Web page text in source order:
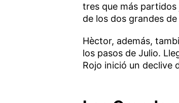
tres que más
de los dos grandes de
Hèctor, además,
los pasos de Julio.
Rojo inició un declive